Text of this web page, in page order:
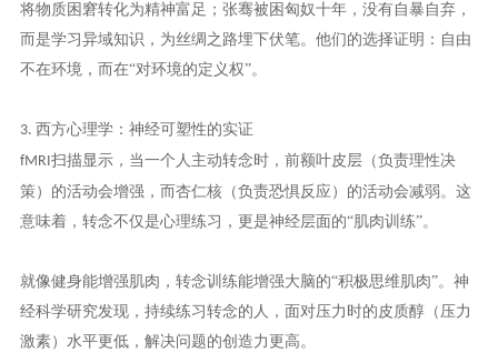
将物质困窘转化为精神富足；张骞被困匈奴十年，没有自暴自弃，
而是学习异域知识，为丝绸之路埋下伏笔。他们的选择证明：自由
不在环境，而在“对环境的定义权”。
3. 西方心理学：神经可塑性的实证
fMRI扫描显示，当一个人主动转念时，前额叶皮层（负责理性决
策）的活动会增强，而杏仁核（负责恐惧反应）的活动会减弱。这
意味着，转念不仅是心理练习，更是神经层面的“肌肉训练”。
就像健身能增强肌肉，转念训练能增强大脑的“积极思维肌肉”。神
经科学研究发现，持续练习转念的人，面对压力时的皮质醇（压力
激素）水平更低，解决问题的创造力更高。